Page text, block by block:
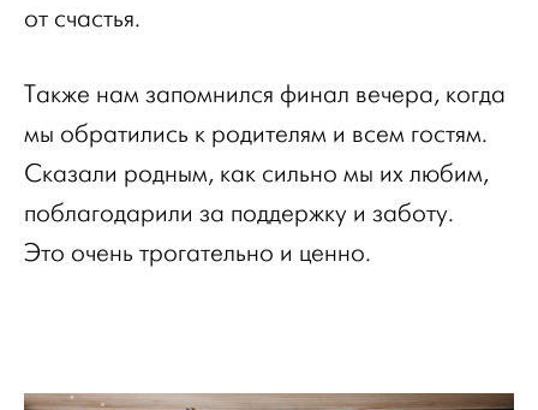
от счастья.
Также нам запомнился финал вечера, когда
мы обратились к родителям и всем гостям.
Сказали родным, как сильно мы их любим,
поблагодарили за поддержку и заботу.
Это очень трогательно и ценно.